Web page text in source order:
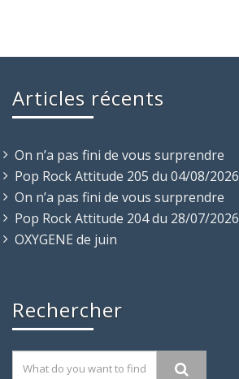
Articles récents
On n’a pas fini de vous surprendre
Pop Rock Attitude 205 du 04/08/2026
On n’a pas fini de vous surprendre
Pop Rock Attitude 204 du 28/07/2026
OXYGENE de juin
Rechercher